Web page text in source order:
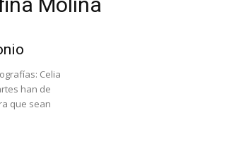
Celia
han de
que sean